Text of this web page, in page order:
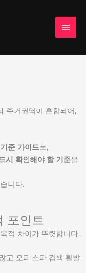
주거권역이 혼합되어,
준 가이드로,
시 확인해야 할 기준을
니다.
포인트
적 차이가 뚜렷합니다.
고 오피·스파 검색 활발